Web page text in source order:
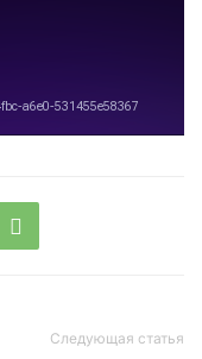
Следующая статья